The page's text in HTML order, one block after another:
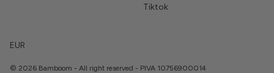
Tiktok
EUR
© 2026 Bamboom - All right reserved - PIVA 10756900014